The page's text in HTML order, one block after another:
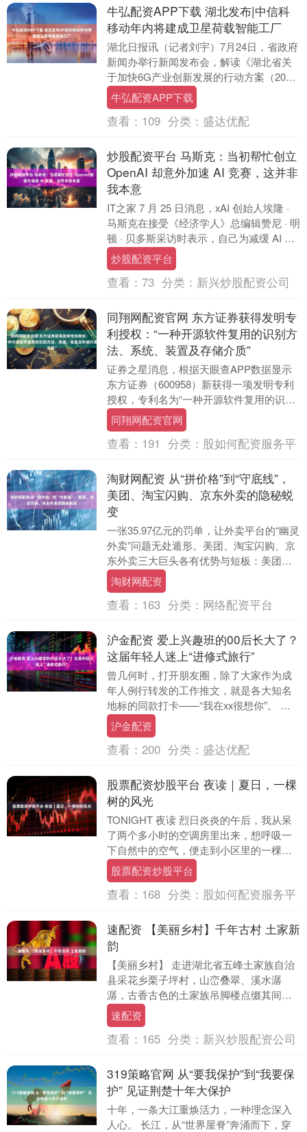
牛弘配资APP下载 湖北发布|中信科
移动年内将建成卫星荷载智能工厂
湖北日报讯（记者刘宇）7月24日，省政府
新闻办举行新闻发布会，解读《湖北省关
于加快6G产业创新发展的行动方案（2026
—2030年）》。中国信科集团中信科移动
公....
牛弘配资APP下载
查看： 109 分类： 盛达优配
炒股配资平台 马斯克：当初帮忙创立
OpenAI 却意外加速 AI 竞赛，这并非
我本意
IT之家 7 月 25 日消息，xAI 创始人埃隆 ·
马斯克在接受《经济学人》总编辑赞尼 · 明
顿 · 贝多斯采访时表示，自己为减缓 AI 领
域权力集中所作的....
炒股配资平台
查看： 73 分类： 新兴炒股配资公司
同翔网配资官网 东方证券获得发明专
利授权：“一种开源软件复用的识别方
法、系统、装置及存储介质”
证券之星消息，根据天眼查APP数据显示
东方证券（600958）新获得一项发明专利
授权，专利名为“一种开源软件复用的识别
方法、系统、装置及存储介质”，专利申请
号为....
同翔网配资官网
查看： 191 分类： 股如何配资服务平
淘财网配资 从“拼价格”到“守底线”，
美团、淘宝闪购、京东外卖的隐秘蜕
变
一张35.97亿元的罚单，让外卖平台的“幽灵
外卖”问题无处遁形。美团、淘宝闪购、京
东外卖三大巨头各有优势与短板：美团靠
线下铁军掌控全局，淘宝闪购借阿里全域
流量降....
淘财网配资
查看： 163 分类： 网络配资平台
沪金配资 爱上兴趣班的00后长大了？
这届年轻人迷上“进修式旅行”
曾几何时，打开朋友圈，除了大家作为成
年人例行转发的工作推文，就是各大知名
地标的同款打卡——“我在xx很想你”。 古
镇石板路、本地老酸奶、铁板鱿鱼串……
这些高度同....
沪金配资
查看： 200 分类： 盛达优配
股票配资炒股平台 夜读｜夏日，一棵
树的风光
TONIGHT 夜读 烈日炎炎的午后，我从呆
了两个多小时的空调房里出来，想呼吸一
下自然中的空气，便走到小区里的一棵树
下。 如伞的树冠投下巨大阴影，树上有蝉
在唱。....
股票配资炒股平台
查看： 168 分类： 股如何配资服务平
速配资 【美丽乡村】千年古村 土家新
韵
【美丽乡村】 走进湖北省五峰土家族自治
县采花乡栗子坪村，山峦叠翠、溪水潺
潺，古香古色的土家族吊脚楼点缀其间。
这个村落始建于唐末，因漫山栗树葱郁成
林而得名，是现存....
速配资
查看： 165 分类： 新兴炒股配资公司
319策略官网 从“要我保护”到“我要保
护” 见证荆楚十年大保护
十年，一条大江重焕活力，一种理念深入
人心。 长江，从“世界屋脊”奔涌而下，穿